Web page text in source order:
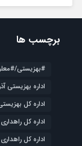
برچسب ها
#بهزیستی/
اداره بهزیستی
اداره کل
اداره کل
اداره کل